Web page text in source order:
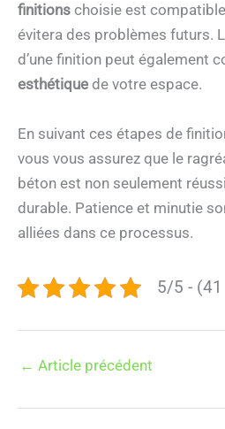
finitions choisie est
évitera des problèmes futurs.
d’une finition peut également
esthétique de votre espace.
En suivant ces étapes de
vous vous assurez que le
béton est non seulement
durable. Patience et minutie
alliées dans ce processus.
5/5 -
← Article précédent